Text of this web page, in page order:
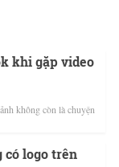
khi gặp video
không còn là chuyện
logo trên